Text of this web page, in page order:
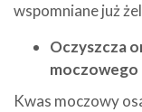
wspomniane już
Oczyszcza
moczowego
Kwas moczowy